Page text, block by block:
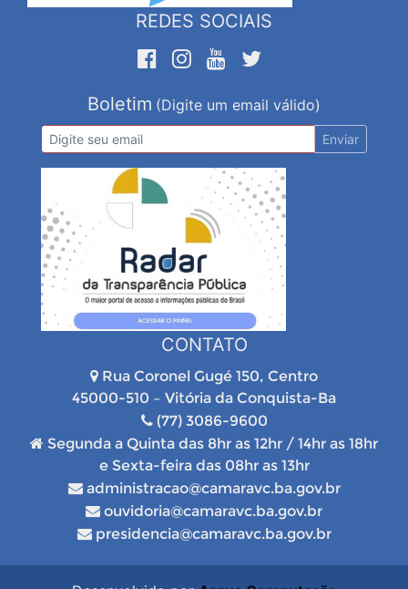
REDES SOCIAIS
Boletim (Digite um email válido)
Enviar
CONTATO
Rua Coronel Gugé 150, Centro
45000-510 – Vitória da Conquista-Ba
(77) 3086-9600
Segunda a Quinta das 8hr as 12hr / 14hr as 18hr
e Sexta-feira das 08hr as 13hr
administracao@camaravc.ba.gov.br
ouvidoria@camaravc.ba.gov.br
presidencia@camaravc.ba.gov.br